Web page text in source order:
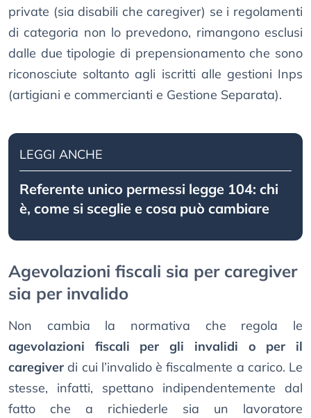
private (sia disabili che caregiver) se i regolamenti
di categoria non lo prevedono, rimangono esclusi
dalle due tipologie di prepensionamento che sono
riconosciute soltanto agli iscritti alle gestioni Inps
(artigiani e commercianti e Gestione Separata).
LEGGI ANCHE
Referente unico permessi legge 104: chi
è, come si sceglie e cosa può cambiare
Agevolazioni fiscali sia per caregiver
sia per invalido
Non cambia la normativa che regola le
agevolazioni fiscali per gli invalidi o per il
caregiver di cui l’invalido è fiscalmente a carico. Le
stesse, infatti, spettano indipendentemente dal
fatto che a richiederle sia un lavoratore